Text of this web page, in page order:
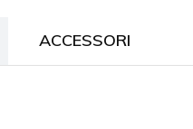
ACCESSORI